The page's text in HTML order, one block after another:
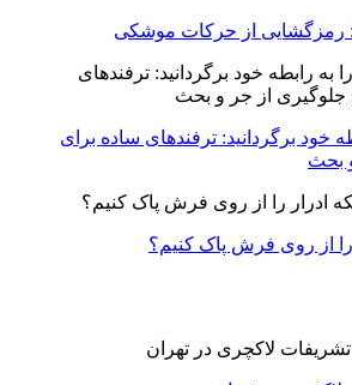
رمزگشایی از حرکات موشکی
خود برگردانید: ترفندهای ساده برای
بحث
از روی فرش پاک کنیم؟